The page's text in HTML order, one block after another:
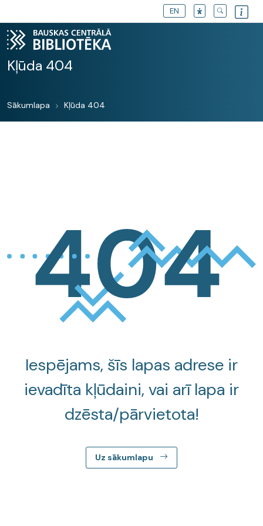
EN
Kļūda 404
Sākumlapa Kļūda 404
Iespējams, šīs lapas adrese ir
ievadīta kļūdaini, vai arī lapa ir
dzēsta/pārvietota!
Uz sākumlapu